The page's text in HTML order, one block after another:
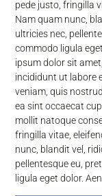
pede justo, fringilla
Nam quam nunc,
ultricies nec,
commodo ligula
ipsum dolor sit
incididunt ut labore
veniam, quis
ea sint occaecat
mollit natoque
fringilla vitae,
nunc, blandit vel,
pellentesque eu,
ligula eget dolor.